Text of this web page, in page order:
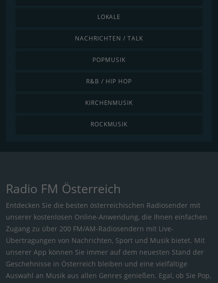
LOKALE
NACHRICHTEN / TALK
POPMUSIK
R&B / HIP HOP
KIRCHENMUSIK
ROCKMUSIK
Radio FM Österreich
Entdecken Sie die besten österreichischen Radiosender mit
unserer kostenlosen Online-Anwendung, die Ihnen einfachen
Zugang zu über 200 FM/AM-Radiosendern mit Live-
Übertragungen von Nachrichten, Sport und Musik bietet. Mit
unserer App können Sie immer auf dem neuesten Stand der
Geschehnisse in Österreich bleiben und eine vielfältige
Auswahl an Musik aus allen Genres genießen. Egal, ob Sie Pop,